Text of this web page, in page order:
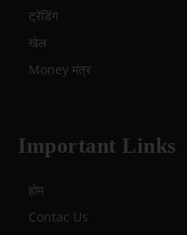
ट्रेंडिंग
खेल
Money मंत्र
Important Links
होम
Contac Us